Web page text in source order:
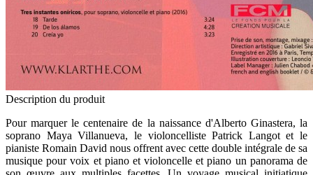
Description du produit
Pour marquer le centenaire de la naissance d'Alberto Ginastera, la
soprano Maya Villanueva, le violoncelliste Patrick Langot et le
pianiste Romain David nous offrent avec cette double intégrale de sa
musique pour voix et piano et violoncelle et piano un panorama de